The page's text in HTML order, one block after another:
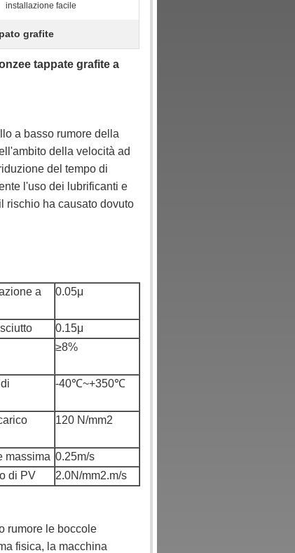
installazione facile
grafite
tappate grafite a
a basso rumore della
della velocità ad
del tempo di
l'uso dei lubrificanti e
rischio ha causato dovuto
a
0.05μ
0.15μ
≥8%
-40℃~+350℃
120 N/mm2
massima 0.25m/s
di PV 2.0N/mm2.m/s
rumore le boccole
fisica, la macchina